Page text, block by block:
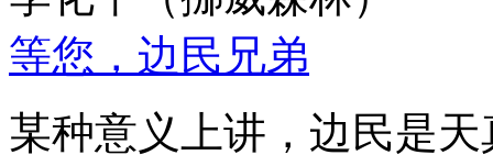
等您，边民兄弟
某种意义上讲，边民是